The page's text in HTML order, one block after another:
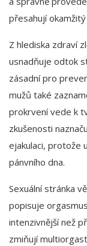
přesahují
Z hlediska zdraví
usnadňuje odtok
zásadní pro
mužů také
prokrvení vede k
zkušenosti
ejakulaci, protože
pánvního dna.
Sexuální stránka
popisuje
intenzivnější než
zmiňují